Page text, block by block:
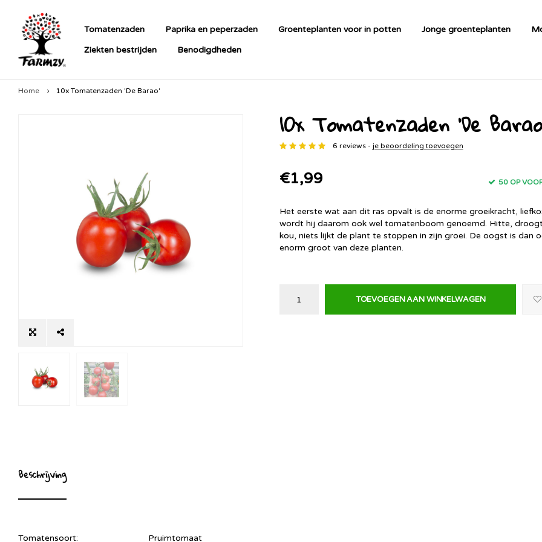
Tomatenzaden Paprika en peperzaden Groenteplanten voor in potten Jonge groenteplanten
Ziekten bestrijden
Benodigdheden
Home 10x Tomatenzaden 'De Barao'
10x Tomatenzaden 'De
6 reviews - je beoordeling toevoegen
€1,99 50 OP
Het eerste wat aan dit ras opvalt is de enorme groeikracht,
wordt hij daarom ook wel tomatenboom genoemd. Hitte,
kou, niets lijkt de plant te stoppen in zijn groei. De oogst is dan
enorm groot van deze planten.
TOEVOEGEN AAN WINKELWAGEN
Beschrijving
Tomatensoort: Pruimtomaat